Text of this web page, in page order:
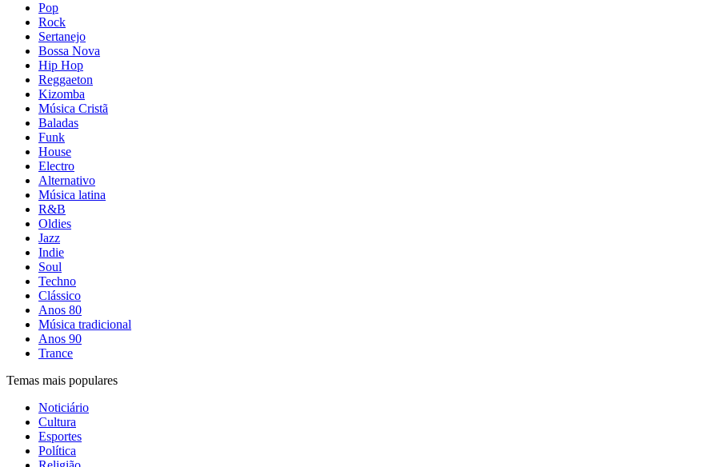
Pop
Rock
Sertanejo
Bossa Nova
Hip Hop
Reggaeton
Kizomba
Música Cristã
Baladas
Funk
House
Electro
Alternativo
Música latina
R&B
Oldies
Jazz
Indie
Soul
Techno
Clássico
Anos 80
Música tradicional
Anos 90
Trance
Temas mais populares
Noticiário
Cultura
Esportes
Política